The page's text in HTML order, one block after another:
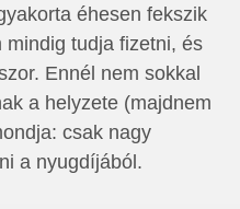
éhesen fekszik
mindig tudja fizetni, és
Ennél nem sokkal
a helyzete (majdnem
csak nagy
a nyugdíjából.